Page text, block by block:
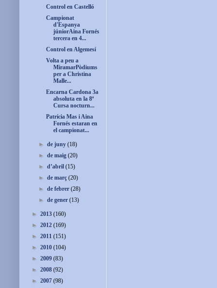
Control en Castelló
Campionat
d'Espanya
júniorAina Fornés
tercera en 4...
Control en Algemesí
Volta a peu a
MiramarPòdiums
per a Christina
Malle...
Encarna Cardona 3a
absoluta en la 8ª
Cursa nocturn...
Patrícia Mas i Aina
Fornés estaran en
el campionat...
►de juny(18)
►de maig(20)
►d’abril(15)
►de març(20)
►de febrer(28)
►de gener(13)
► 2013 (160)
► 2012 (169)
► 2011 (151)
► 2010 (104)
► 2009 (83)
► 2008 (92)
► 2007 (98)